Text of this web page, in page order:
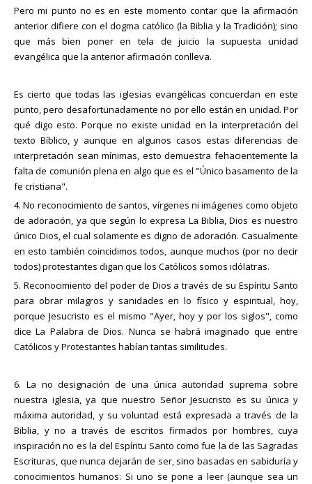
Pero mi punto no es en este momento contar que la afirmación
anterior difiere con el dogma católico (la Biblia y la Tradición); sino
que más bien poner en tela de juicio la supuesta unidad
evangélica que la anterior afirmación conlleva.
Es cierto que todas las iglesias evangélicas concuerdan en este
punto, pero desafortunadamente no por ello están en unidad. Por
qué digo esto. Porque no existe unidad en la interpretación del
texto Bíblico, y aunque en algunos casos estas diferencias de
interpretación sean mínimas, esto demuestra fehacientemente la
falta de comunión plena en algo que es el "Único basamento de la
fe cristiana".
4. No reconocimiento de santos, vírgenes ni imágenes como objeto
de adoración, ya que según lo expresa La Biblia, Dios es nuestro
único Dios, el cual solamente es digno de adoración. Casualmente
en esto también coincidimos todos, aunque muchos (por no decir
todos) protestantes digan que los Católicos somos idólatras.
5. Reconocimiento del poder de Dios a través de su Espíritu Santo
para obrar milagros y sanidades en lo físico y espiritual, hoy,
porque Jesucristo es el mismo "Ayer, hoy y por los siglos", como
dice La Palabra de Dios. Nunca se habrá imaginado que entre
Católicos y Protestantes habían tantas similitudes.
6. La no designación de una única autoridad suprema sobre
nuestra iglesia, ya que nuestro Señor Jesucristo es su única y
máxima autoridad, y su voluntad está expresada a través de la
Biblia, y no a través de escritos firmados por hombres, cuya
inspiración no es la del Espíritu Santo como fue la de las Sagradas
Escrituras, que nunca dejarán de ser, sino basadas en sabiduría y
conocimientos humanos: Si uno se pone a leer (aunque sea un